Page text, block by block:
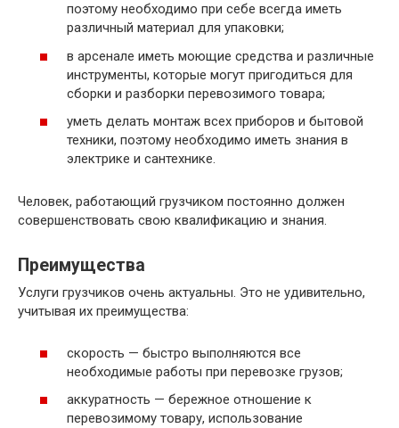
поэтому необходимо при себе всегда иметь
различный материал для упаковки;
в арсенале иметь моющие средства и различные
инструменты, которые могут пригодиться для
сборки и разборки перевозимого товара;
уметь делать монтаж всех приборов и бытовой
техники, поэтому необходимо иметь знания в
электрике и сантехнике.
Человек, работающий грузчиком постоянно должен
совершенствовать свою квалификацию и знания.
Преимущества
Услуги грузчиков очень актуальны. Это не удивительно,
учитывая их преимущества:
скорость — быстро выполняются все
необходимые работы при перевозке грузов;
аккуратность — бережное отношение к
перевозимому товару, использование